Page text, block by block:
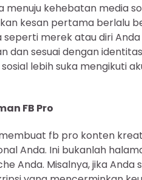
menuju kehebatan media
kesan pertama berlalu
seperti merek atau diri
dan sesuai dengan
lebih suka mengikuti
FB Pro
fb pro konten
Anda. Ini bukanlah
Anda. Misalnya, jika